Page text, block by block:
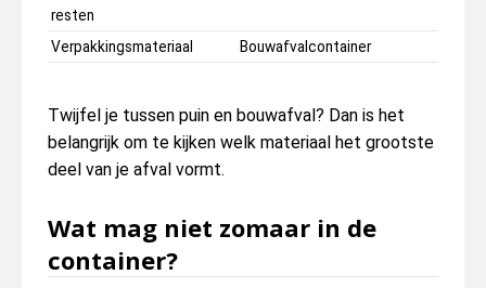
resten
Verpakkingsmateriaal Bouwafvalcontainer
Twijfel je tussen puin en bouwafval? Dan is het
belangrijk om te kijken welk materiaal het grootste
deel van je afval vormt.
Wat mag niet zomaar in de
container?